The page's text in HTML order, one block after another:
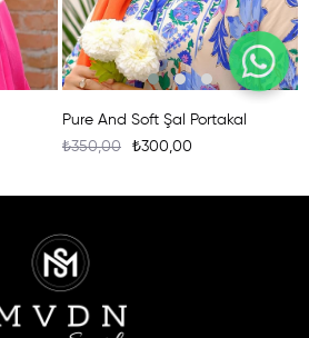
Pure And Soft Şal Portakal
₺300,00
₺350,00